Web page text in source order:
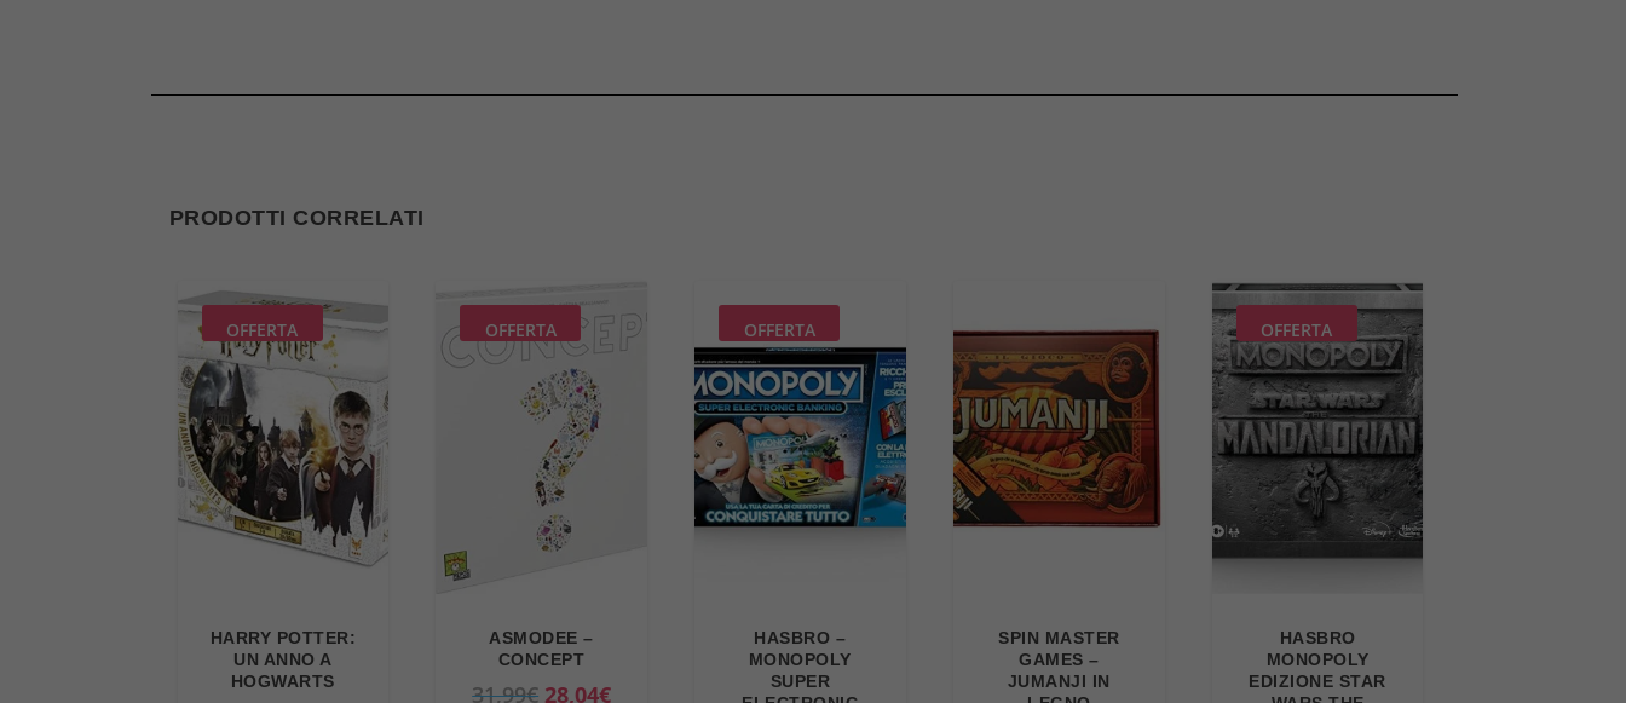
PRODOTTI CORRELATI
OFFERTA
HARRY POTTER:
UN ANNO A
HOGWARTS
OFFERTA
ASMODEE –
CONCEPT
31,99€ I
28,04€I
OFFERTA
HASBRO –
MONOPOLY
SUPER
SPIN MASTER
GAMES –
JUMANJI IN
OFFERTA
HASBRO
MONOPOLY
EDIZIONE STAR